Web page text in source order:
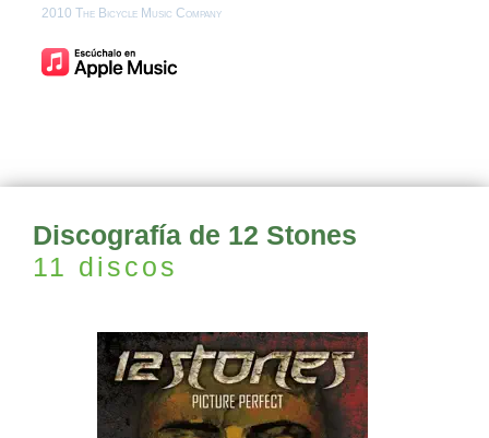
2010 The Bicycle Music Company
Discografía de 12 Stones
11 discos